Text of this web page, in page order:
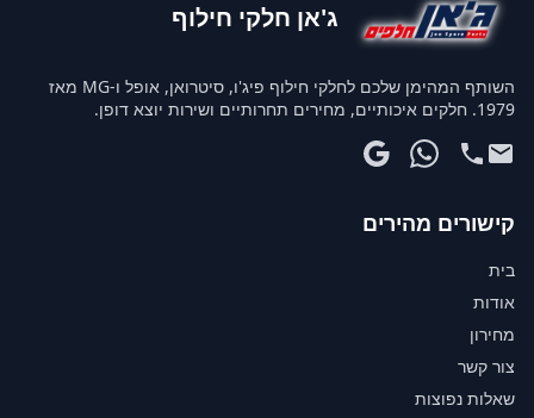
ג'אן חלקי חילוף
השותף המהימן שלכם לחלקי חילוף פיג'ו, סיטרואן, אופל ו-MG מאז
1979. חלקים איכותיים, מחירים תחרותיים ושירות יוצא דופן.
קישורים מהירים
בית
אודות
מחירון
צור קשר
שאלות נפוצות